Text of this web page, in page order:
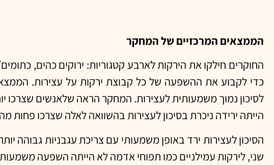
הממצאים המרכזיים של המחקר
החוקרים חילקו את הירקות לארבע קטגוריות: ירוקים כהים,
כדי לקבוע את ההשפעה של כל קבוצת ירקות על עצירות.
לסיכון נמוך משמעותית לעצירות. המחקר הראה שלאנשים שצרכו
הייתה ירידה ניכרת בסיכון לעצירות בהשוואה לאלה שצרכו פחות
שני, לירקות עמילניים כמו תפוחי אדמה לא הייתה השפעה